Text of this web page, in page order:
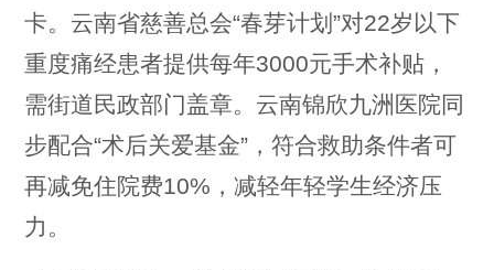
卡。云南省慈善总会“春芽计划”对22岁以下
重度痛经患者提供每年3000元手术补贴，
需街道民政部门盖章。云南锦欣九洲医院同
步配合“术后关爱基金”，符合救助条件者可
再减免住院费10%，减轻年轻学生经济压
力。